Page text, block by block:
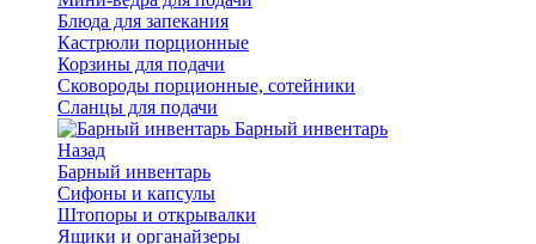
Блюда для запекания
Кастрюли порционные
Корзины для подачи
Сковороды порционные, сотейники
Сланцы для подачи
Барный инвентарь
Назад
Барный инвентарь
Сифоны и капсулы
Штопоры и открывалки
Ящики и органайзеры